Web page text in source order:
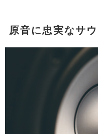
原音に忠実なサ